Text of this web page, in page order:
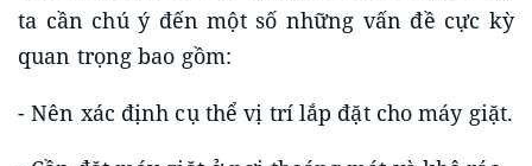
ta cần chú ý đến một số những vấn đề cực kỳ
quan trọng bao gồm:
- Nên xác định cụ thể vị trí lắp đặt cho máy giặt.